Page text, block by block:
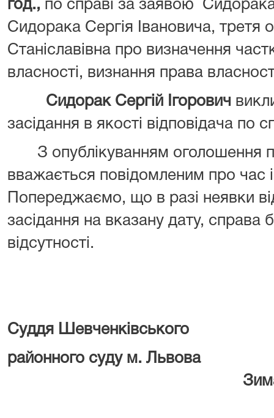
год., по справі за заявою
Сидорака Сергія Івановича,
Станіславівна про визначення
власності, визнання права
Сидорак Сергій Ігорович
засідання в якості відповідача по
З опублікуванням оголошення
вважається повідомленим про час
Попереджаємо, що в разі неявки
засідання на вказану дату, справа
відсутності.
Суддя Шевченківського
районного суду м. Львова
Зима